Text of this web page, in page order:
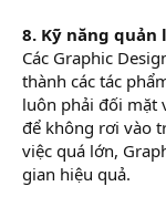
8. Kỹ năng
Các Graphic
thành các tác
luôn phải đối mặt
để không rơi vào
việc quá lớn,
gian hiệu quả.